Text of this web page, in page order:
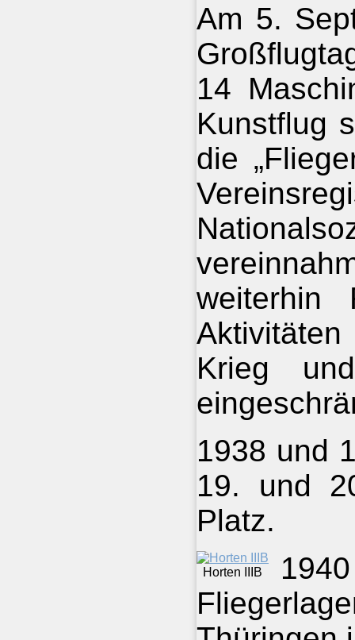
Am 5.
14
Kunstflug
die
weiterhin
Krieg
1938 und
19. und
Platz.
Horten IIIB